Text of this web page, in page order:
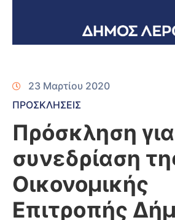
23 Μαρτίου 2020
ΠΡΟΣΚΛΗΣΕΙΣ
Πρόσκληση για
συνεδρίαση
Οικονομικής
Επιτροπής